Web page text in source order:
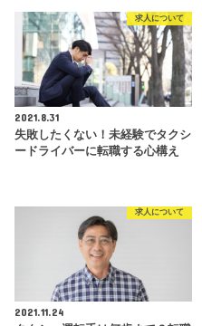
求人について
2021.8.31
失敗したくない！未経験でタクシ
ードライバーに転職する心構え
求人について
2021.11.24